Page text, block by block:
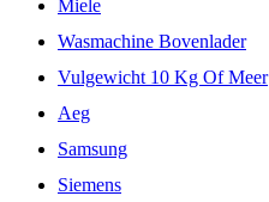
Miele
Wasmachine Bovenlader
Vulgewicht 10 Kg Of Meer
Aeg
Samsung
Siemens